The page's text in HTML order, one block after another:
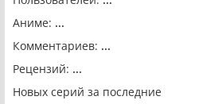
Аниме: ...
Комментариев: ...
Рецензий: ...
Новых серий за последние